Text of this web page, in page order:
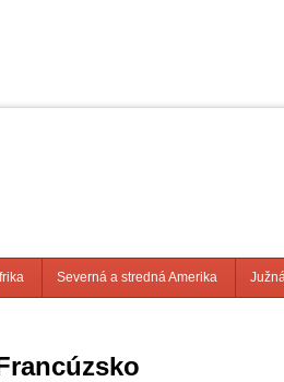
Severná a stredná Amerika